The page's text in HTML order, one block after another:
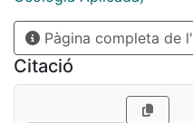
profundidad,
de microscopía
sonda de electrones.
Pàgina completa de
Citació